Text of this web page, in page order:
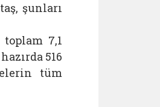
şunları
7,1
516
tüm